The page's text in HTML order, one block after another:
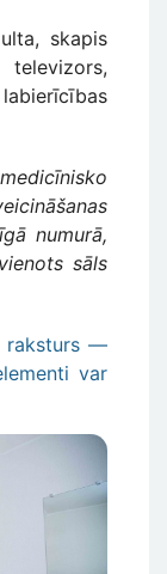
skapis
numurā,
sāls
raksturs —
var